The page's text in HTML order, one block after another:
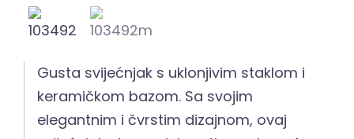
Gusta svijećnjak s uklonjivim staklom i
keramičkom bazom. Sa svojim
elegantnim i čvrstim dizajnom, ovaj